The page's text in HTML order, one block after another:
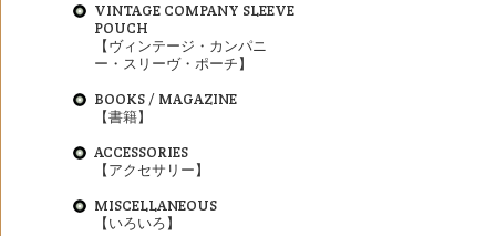
VINTAGE COMPANY SLEEVE
POUCH
【ヴィンテージ・カンパニ
ー・スリーヴ・ポーチ】
BOOKS / MAGAZINE
【書籍】
ACCESSORIES
【アクセサリー】
MISCELLANEOUS
【いろいろ】